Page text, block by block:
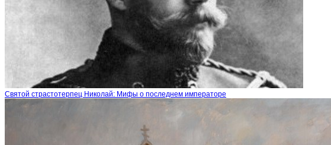
Святой страстотерпец Николай: Мифы о последнем императоре